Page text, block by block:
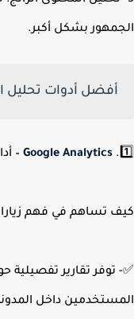
بشكل أكبر.
أفضل أدوات تحليل
Google Analytics– أداة
تساهم في فهم زيارات
توفر تقارير تفصيلية حول
داخل المدونة.